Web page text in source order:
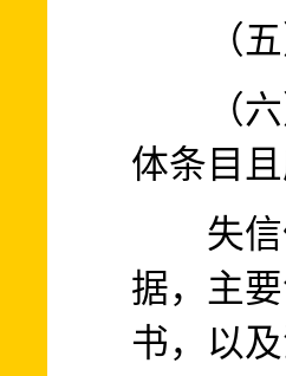
（五）
（六）
体条目
失信信
据，主
书，以